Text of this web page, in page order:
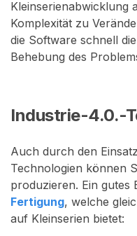
Kleinserienabwicklung
Komplexität zu
die Software schnell
Behebung des
Industrie-4.0.-
Auch durch den
Technologien können
produzieren. Ein gutes
Fertigung, welche
auf Kleinserien bietet: